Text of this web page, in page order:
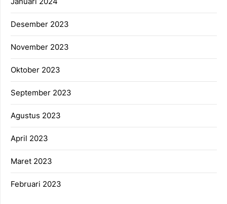
Desember 2023
November 2023
Oktober 2023
September 2023
Agustus 2023
April 2023
Maret 2023
Februari 2023